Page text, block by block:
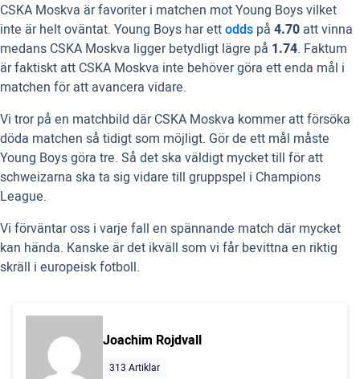
CSKA Moskva är favoriter i matchen mot Young Boys vilket
inte är helt oväntat. Young Boys har ettodds på 4.70 att vinna
medans CSKA Moskva ligger betydligt lägre på 1.74. Faktum
är faktiskt att CSKA Moskva inte behöver göra ett enda mål i
matchen för att avancera vidare.
Vi tror på en matchbild där CSKA Moskva kommer att försöka
döda matchen så tidigt som möjligt. Gör de ett mål måste
Young Boys göra tre. Så det ska väldigt mycket till för att
schweizarna ska ta sig vidare till gruppspel i Champions
League.
Vi förväntar oss i varje fall en spännande match där mycket
kan hända. Kanske är det ikväll som vi får bevittna en riktig
skräll i europeisk fotboll.
Joachim Rojdvall
313 Artiklar